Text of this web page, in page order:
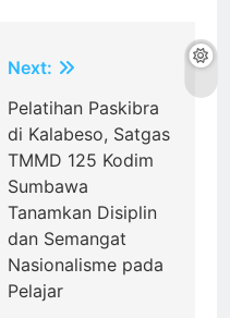
Next:
Pelatihan Paskibra
di Kalabeso, Satgas
TMMD 125 Kodim
Sumbawa
Tanamkan Disiplin
dan Semangat
Nasionalisme pada
Pelajar